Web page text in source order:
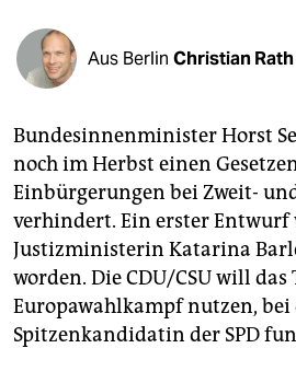
fragen & hilfe
unterstützen
genossenschaft
epaper login
Aus Berlin Christian Rath
Bundesinnenminister Horst
noch im Herbst einen
Einbürgerungen bei Zweit-
verhindert. Ein erster Entwurf
Justizministerin Katarina
worden. Die CDU/CSU will
Europawahlkampf nutzen, bei
Spitzenkandidatin der SPD